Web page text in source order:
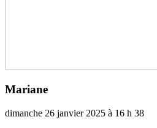
Mariane
dimanche 26 janvier 2025 à 16 h 38